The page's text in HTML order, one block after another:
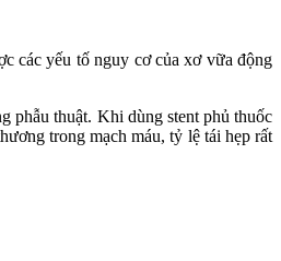
các yếu tố nguy cơ của xơ vữa động
phẫu thuật. Khi dùng stent phủ thuốc
trong mạch máu, tỷ lệ tái hẹp rất